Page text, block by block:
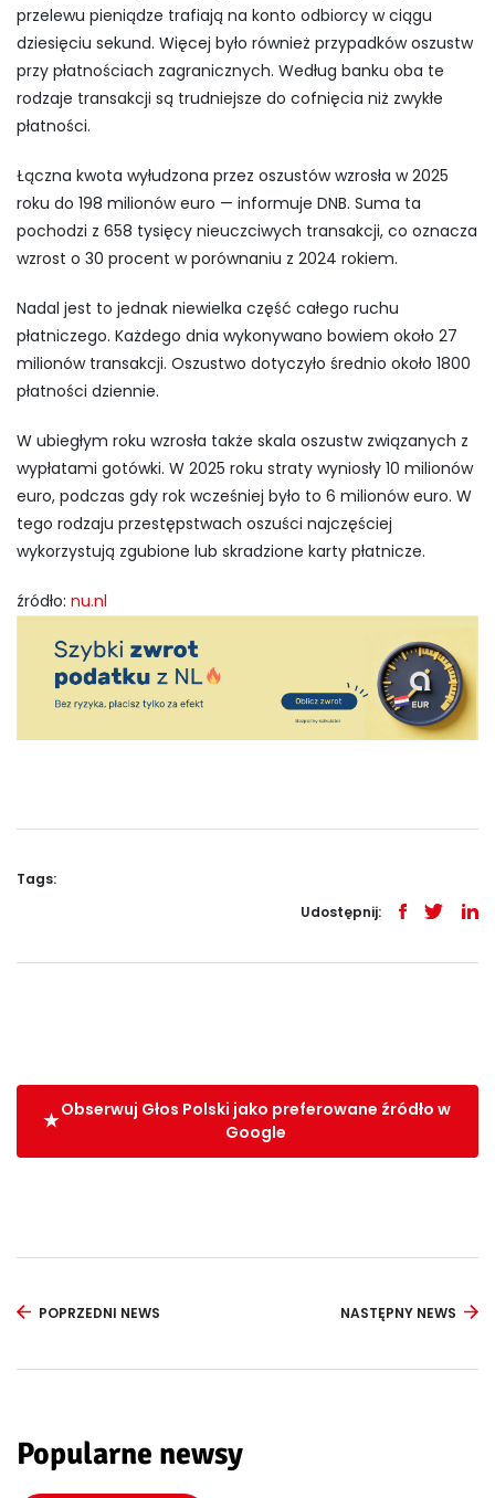
przelewu pieniądze trafiają na konto odbiorcy w ciągu
dziesięciu sekund. Więcej było również przypadków oszustw
przy płatnościach zagranicznych. Według banku oba te
rodzaje transakcji są trudniejsze do cofnięcia niż zwykłe
płatności.
Łączna kwota wyłudzona przez oszustów wzrosła w 2025
roku do 198 milionów euro — informuje DNB. Suma ta
pochodzi z 658 tysięcy nieuczciwych transakcji, co oznacza
wzrost o 30 procent w porównaniu z 2024 rokiem.
Nadal jest to jednak niewielka część całego ruchu
płatniczego. Każdego dnia wykonywano bowiem około 27
milionów transakcji. Oszustwo dotyczyło średnio około 1800
płatności dziennie.
W ubiegłym roku wzrosła także skala oszustw związanych z
wypłatami gotówki. W 2025 roku straty wyniosły 10 milionów
euro, podczas gdy rok wcześniej było to 6 milionów euro. W
tego rodzaju przestępstwach oszuści najczęściej
wykorzystują zgubione lub skradzione karty płatnicze.
źródło: nu.nl
Tags:
Udostępnij:
Obserwuj Głos Polski jako preferowane źródło w
Google
POPRZEDNI NEWS NASTĘPNY NEWS
Popularne newsy